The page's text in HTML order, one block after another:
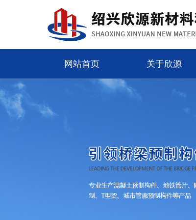
网站首页 关于欣源